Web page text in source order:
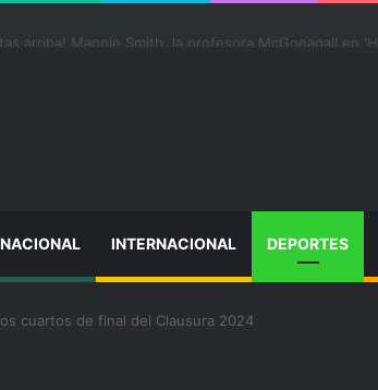
NACIONAL INTERNACIONAL DEPORTES
cuartos de final del Clausura 2024